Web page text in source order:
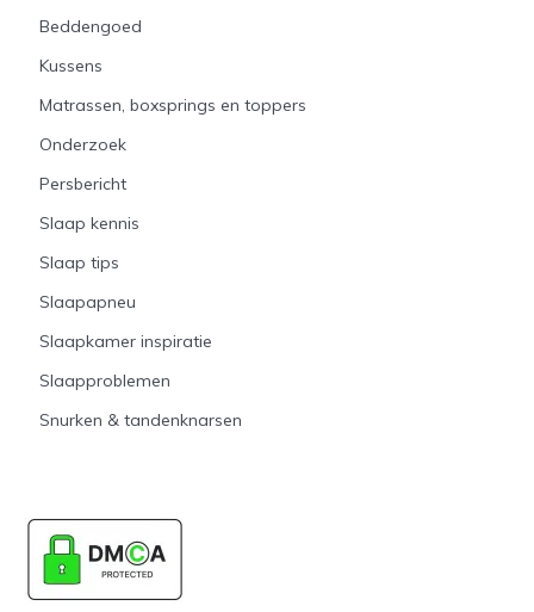
Beddengoed
Kussens
Matrassen, boxsprings en toppers
Onderzoek
Persbericht
Slaap kennis
Slaap tips
Slaapapneu
Slaapkamer inspiratie
Slaapproblemen
Snurken & tandenknarsen